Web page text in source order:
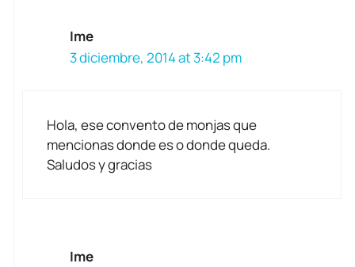
Ime
3 diciembre, 2014 at 3:42 pm
Hola, ese convento de monjas que
mencionas donde es o donde queda.
Saludos y gracias
Ime